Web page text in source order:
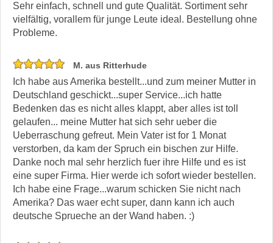
Sehr einfach, schnell und gute Qualität. Sortiment sehr
vielfältig, vorallem für junge Leute ideal. Bestellung ohne
Probleme.
M. aus Ritterhude
Ich habe aus Amerika bestellt...und zum meiner Mutter in
Deutschland geschickt...super Service...ich hatte
Bedenken das es nicht alles klappt, aber alles ist toll
gelaufen... meine Mutter hat sich sehr ueber die
Ueberraschung gefreut. Mein Vater ist for 1 Monat
verstorben, da kam der Spruch ein bischen zur Hilfe.
Danke noch mal sehr herzlich fuer ihre Hilfe und es ist
eine super Firma. Hier werde ich sofort wieder bestellen.
Ich habe eine Frage...warum schicken Sie nicht nach
Amerika? Das waer echt super, dann kann ich auch
deutsche Sprueche an der Wand haben. :)